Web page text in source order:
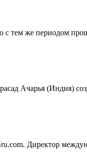
тем же периодом
Ачарья (Индия)
Директор